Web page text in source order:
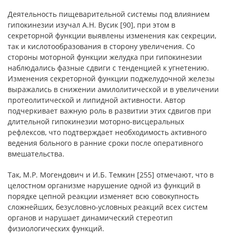
Деятельность пищеварительной системы под влиянием
гипокинезии изучал А.Н. Вусик [90], при этом в
секреторной функции выявлены изменения как секреции,
так и кислотообразования в сторону увеличения. Со
стороны моторной функции желудка при гипокинезии
наблюдались фазные сдвиги с тенденцией к угнетению.
Изменения секреторной функции поджелудочной железы
выражались в снижении амилолитической и в увеличении
протеолитической и липидной активности. Автор
подчеркивает важную роль в развитии этих сдвигов при
длительной гипокинезии моторно-висцеральных
рефлексов, что подтверждает необходимость активного
ведения больного в ранние сроки после оперативного
вмешательства.
Так, М.Р. Могендович и И.Б. Темкин [255] отмечают, что в
целостном организме нарушение одной из функций в
порядке цепной реакции изменяет всю совокупность
сложнейших, безусловно-условных реакций всех систем
органов и нарушает динамический стереотип
физиологических функций.